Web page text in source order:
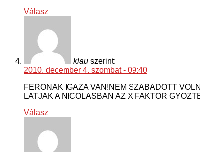
Válasz
klau szerint:
2010. december 4. szombat - 09:40
FERONAK IGAZA VAN!NEM SZABADOTT
LATJAK A NICOLASBAN AZ X FAKTOR
Válasz